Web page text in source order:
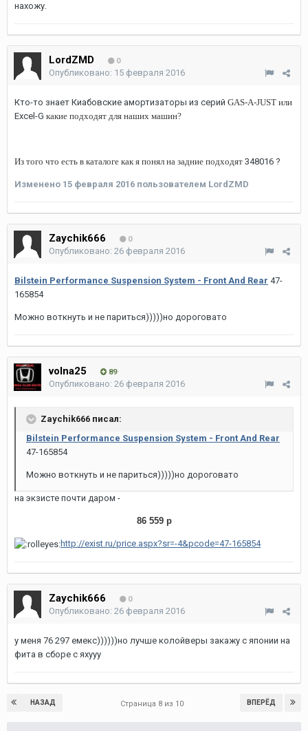
нахожу.
LordZMD 0
Опубликовано: 15 февраля 2016
Кто-то знает Киабовские амортизаторы из серий GAS-A-JUST или
Excel-G какие подходят для наших машин?
Из того что есть в каталоге как я понял на задние подходят 348016 ?
Изменено 15 февраля 2016 пользователем LordZMD
Zaychik666 0
Опубликовано: 26 февраля 2016
Bilstein Performance Suspension System - Front And Rear 47-
165854
Можно воткнуть и не париться)))))но дороговато
volna25 89
Опубликовано: 26 февраля 2016
Zaychik666 писал:
Bilstein Performance Suspension System - Front And Rear
47-165854
Можно воткнуть и не париться)))))но дороговато
на экзисте почти даром -
86 559 р
http://exist.ru/price.aspx?sr=-4&pcode=47-165854
Zaychik666 0
Опубликовано: 26 февраля 2016
у меня 76 297 емекс))))))но лучше колойверы закажу с японии на
фита в сборе с яхууу
НАЗАД ВПЕРЁД
Страница 8 из 10